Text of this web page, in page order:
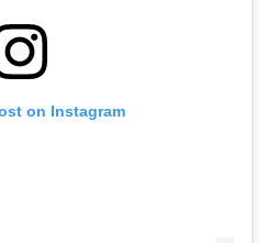
on Instagram